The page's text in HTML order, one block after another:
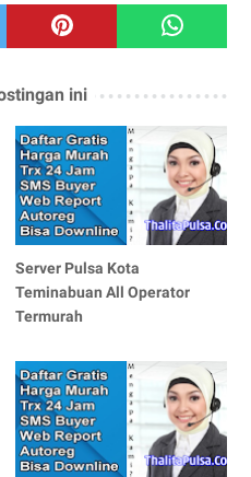
ini
Server Pulsa Kota
Teminabuan All Operator
Termurah